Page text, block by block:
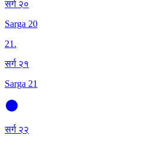
सर्ग २०
Sarga 20
21.
सर्ग २१
Sarga 21
सर्ग २२